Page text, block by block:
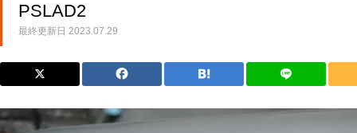
PSLAD2
最終更新日 2023.07.29